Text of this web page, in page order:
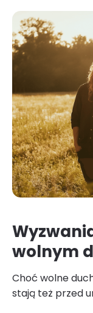
wolnym
Choć wolne
stają też przed